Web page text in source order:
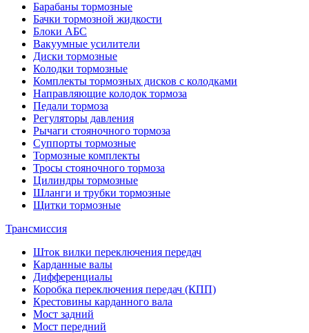
Барабаны тормозные
Бачки тормозной жидкости
Блоки АБС
Вакуумные усилители
Диски тормозные
Колодки тормозные
Комплекты тормозных дисков с колодками
Направляющие колодок тормоза
Педали тормоза
Регуляторы давления
Рычаги стояночного тормоза
Суппорты тормозные
Тормозные комплекты
Тросы стояночного тормоза
Цилиндры тормозные
Шланги и трубки тормозные
Щитки тормозные
Трансмиссия
Шток вилки переключения передач
Карданные валы
Дифференциалы
Коробка переключения передач (КПП)
Крестовины карданного вала
Мост задний
Мост передний